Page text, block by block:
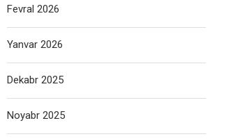
Fevral 2026
Yanvar 2026
Dekabr 2025
Noyabr 2025